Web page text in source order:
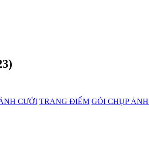
CƯỚI TRANG ĐIỂM GÓI CHỤP